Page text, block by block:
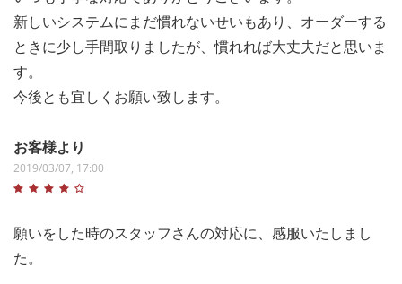
新しいシステムにまだ慣れないせいもあり、オーダーする
ときに少し手間取りましたが、慣れれば大丈夫だと思いま
す。
今後とも宜しくお願い致します。
お客様より
2019/03/07, 17:00
願いをした時のスタッフさんの対応に、感服いたしまし
た。